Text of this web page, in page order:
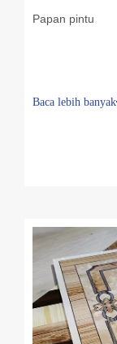
Papan pintu
Baca lebih banyak